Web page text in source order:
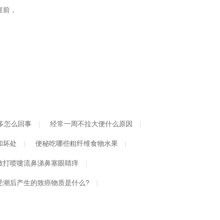
，
怎么回事 经常一周不拉大便什么原因
坏处 便秘吃哪些粗纤维食物水果
打喷嚏流鼻涕鼻塞眼睛痒
潮后产生的致癌物质是什么?